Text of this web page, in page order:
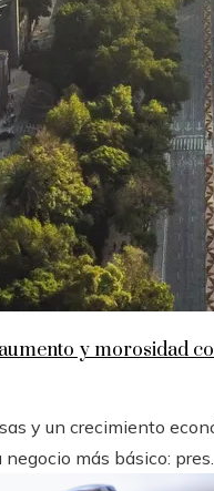
y morosidad
y un crecimiento
más básico: pres...